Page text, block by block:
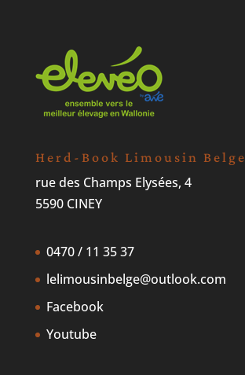
Herd-Book Limousin Belge
rue des Champs Elysées, 4
5590 CINEY
0470 / 11 35 37
lelimousinbelge@outlook.com
Facebook
Youtube